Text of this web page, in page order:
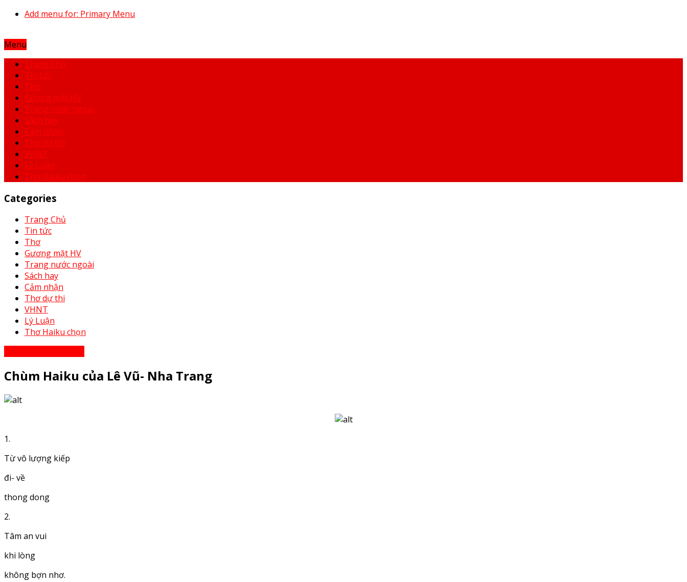
Add menu for: Primary Menu
Menu
Trang Chủ
Tin tức
Thơ
Gương mặt HV
Trang nước ngoài
Sách hay
Cảm nhận
Thơ dự thi
VHNT
Lý Luận
Thơ Haiku chọn
Categories
Trang Chủ
Tin tức
Thơ
Gương mặt HV
Trang nước ngoài
Sách hay
Cảm nhận
Thơ dự thi
VHNT
Lý Luận
Thơ Haiku chọn
Chùm Haiku của Lê Vũ- Nha Trang
1.
Từ vô lượng kiếp
đi- về
thong dong
2.
Tâm an vui
khi lòng
không bợn nhơ.